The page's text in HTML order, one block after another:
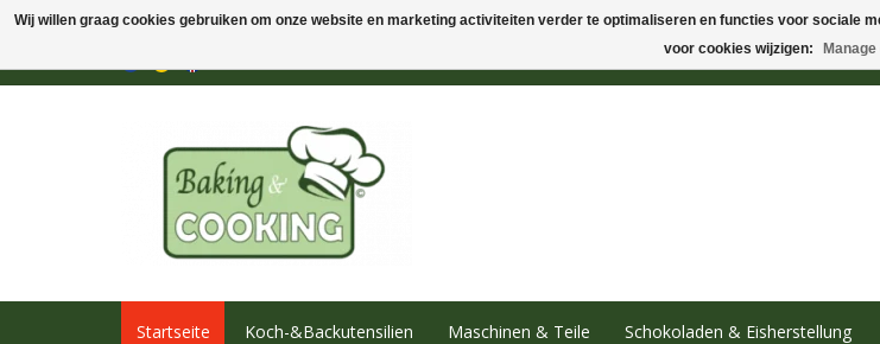
Startseite Koch-&Backutensilien Maschinen & Teile Schokoladen & Eisherstellung
Wij willen graag cookies gebruiken om onze website en marketing activiteiten verder te optimaliseren en functies voor sociale
voor cookies wijzigen: